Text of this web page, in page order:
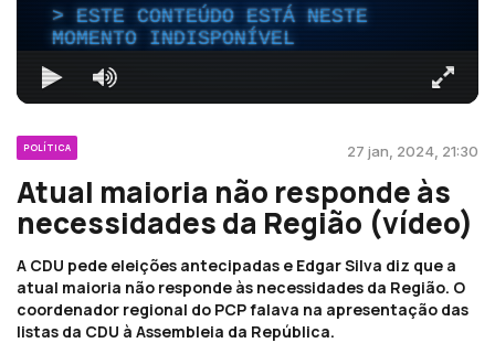
ESTE CONTEÚDO ESTÁ NESTE
MOMENTO INDISPONÍVEL
POLÍTICA 27 jan, 2024, 21:30
Atual maioria não responde às
necessidades da Região (vídeo)
A CDU pede eleições antecipadas e Edgar Silva diz que a
atual maioria não responde às necessidades da Região. O
coordenador regional do PCP falava na apresentação das
listas da CDU à Assembleia da República.